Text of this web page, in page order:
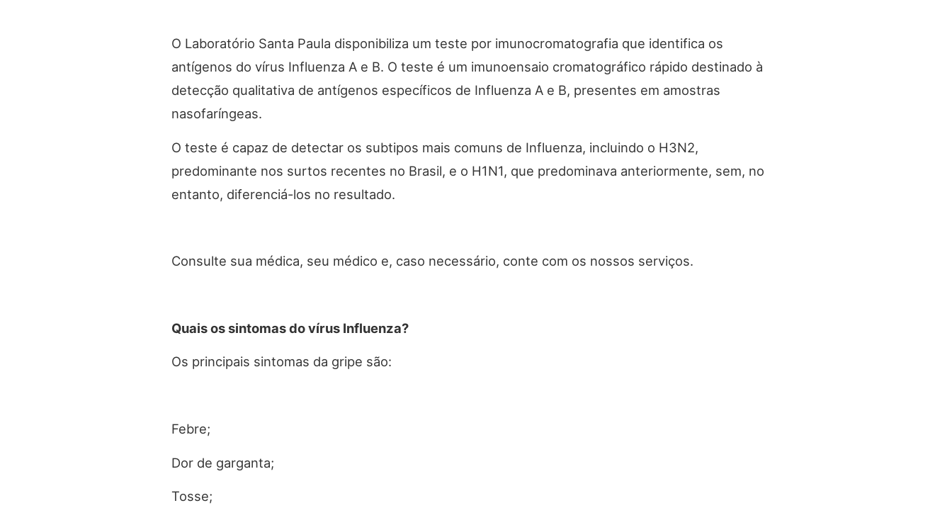
O Laboratório Santa Paula disponibiliza um teste por imunocromatografia que identifica os
antígenos do vírus Influenza A e B. O teste é um imunoensaio cromatográfico rápido destinado à
detecção qualitativa de antígenos específicos de Influenza A e B, presentes em amostras
nasofaríngeas.
O teste é capaz de detectar os subtipos mais comuns de Influenza, incluindo o H3N2,
predominante nos surtos recentes no Brasil, e o H1N1, que predominava anteriormente, sem, no
entanto, diferenciá-los no resultado.
Consulte sua médica, seu médico e, caso necessário, conte com os nossos serviços.
Quais os sintomas do vírus Influenza?
Os principais sintomas da gripe são:
Febre;
Dor de garganta;
Tosse;